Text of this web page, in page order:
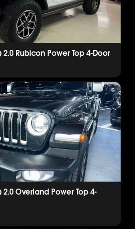
Rubicon Power Top 4-Door
2.0 Overland Power Top 4-